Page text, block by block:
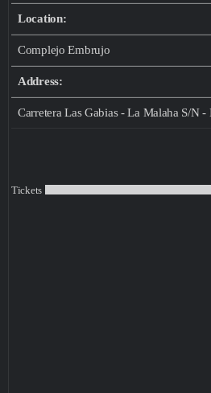
Location:
Complejo Embrujo
Address:
Carretera Las Gabias - La Malaha S/N -
Tickets